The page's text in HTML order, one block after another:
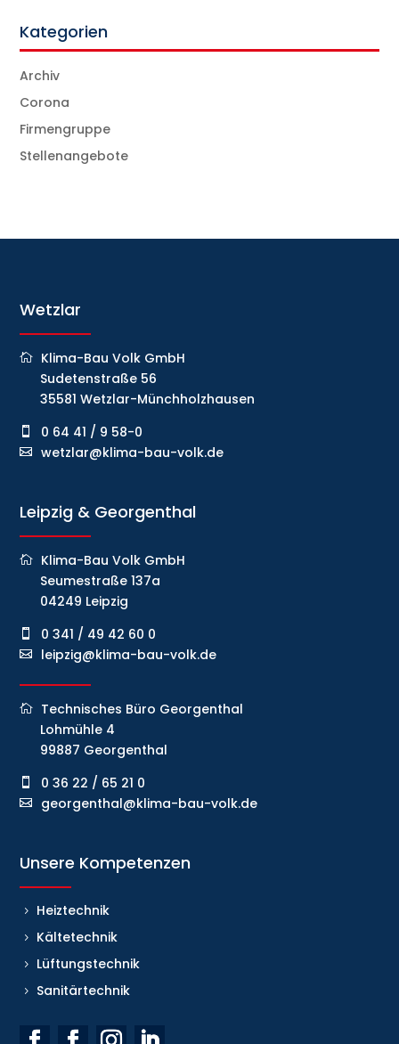
Kategorien
Archiv
Corona
Firmengruppe
Stellenangebote
Wetzlar
Klima-Bau Volk GmbH
Sudetenstraße 56
35581 Wetzlar-Münchholzhausen
0 64 41 / 9 58-0
wetzlar@klima-bau-volk.de
Leipzig & Georgenthal
Klima-Bau Volk GmbH
Seumestraße 137a
04249 Leipzig
0 341 / 49 42 60 0
leipzig@klima-bau-volk.de
Technisches Büro Georgenthal
Lohmühle 4
99887 Georgenthal
0 36 22 / 65 21 0
georgenthal@klima-bau-volk.de
Unsere Kompetenzen
Heiztechnik
Kältetechnik
Lüftungstechnik
Sanitärtechnik